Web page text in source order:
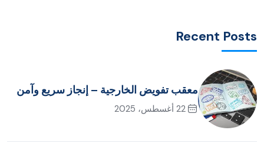
Recent Posts
معقب تفويض الخارجية – إنجاز سريع وآمن
22 أغسطس، 2025